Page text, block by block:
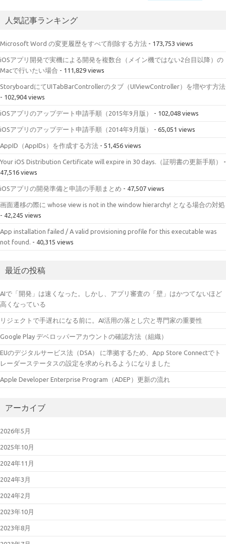
人気記事ランキング
Microsoft Word の変更履歴をすべて削除する方法 - 173,753 views
iOSアプリ開発で実機による開発を複数台（メイン機ではない2台目以降）の
Macで行いたい場合 - 111,829 views
StoryboardにてUITabBarControllerのタブ（UIViewController）を増やす方法
- 102,904 views
iOSアプリのアップデート申請手順（2015年9月版） - 102,048 views
iOSアプリのアップデート申請手順（2014年9月版） - 65,051 views
AppID（AppIDs）を作成する方法 - 51,456 views
Your iOS Distribution Certificate will expire in 30 days.（証明書の更新手順）
-
47,516 views
iOSアプリの開発準備と申請の手順まとめ - 47,507 views
画面遷移の際に whose view is not in the window hierarchy! となる場合の対処
- 42,245 views
App installation failed / A valid provisioning profile for this executable was
not found. - 40,315 views
最近の投稿
AIで「開発」は速くなった。しかし、アプリ審査の「壁」はかつてないほど
高くなっている
リジェクトで手遅れになる前に。AI活用の落とし穴と専門家の重要性
Google Play デベロッパーアカウントの確認方法（組織）
EUのデジタルサービス法（DSA） に準拠するため、App Store Connectでト
レーダーステータスの設定を求められるようになりました
Apple Developer Enterprise Program（ADEP）更新の流れ
アーカイブ
2026年5月
2025年10月
2024年11月
2024年3月
2024年2月
2023年10月
2023年8月